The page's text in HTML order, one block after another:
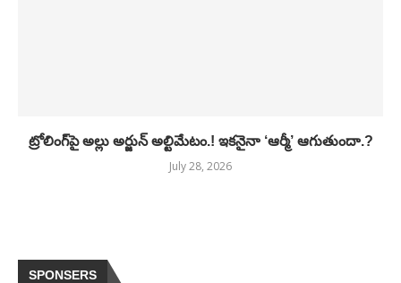
ట్రోలింగ్‌పై అల్లు అర్జున్ అల్టిమేటం.! ఇకనైనా ‘ఆర్మీ’ ఆగుతుందా.?
July 28, 2026
SPONSERS